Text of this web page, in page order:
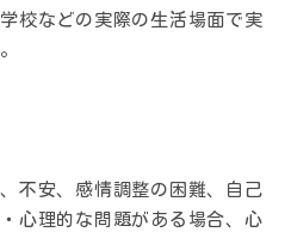
校などの実際の生活場面で実
不安、感情調整の困難、自己
心理的な問題がある場合、心